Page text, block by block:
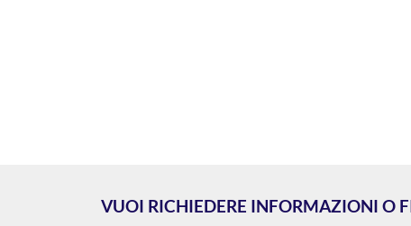
VUOI RICHIEDERE INFORMAZIONI O